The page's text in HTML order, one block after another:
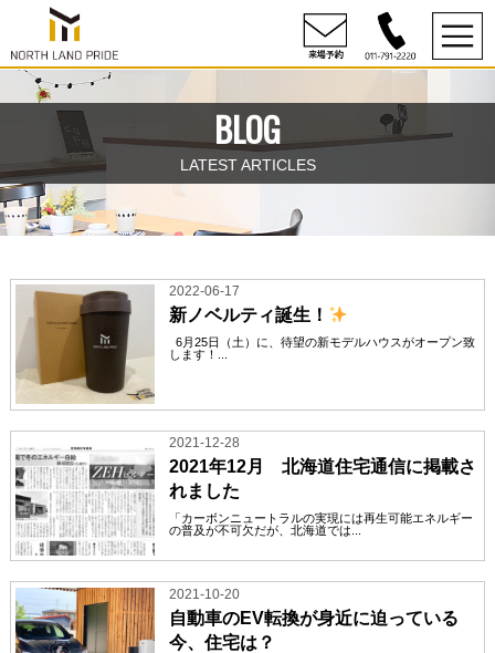
BLOG
LATEST ARTICLES
2022-06-17
新ノベルティ誕生！
6月25日（土）に、待望の新モデルハウスがオープン致
します！...
2021-12-28
2021年12月 北海道住宅通信に掲載さ
れました
「カーボンニュートラルの実現には再生可能エネルギー
の普及が不可欠だが、北海道では...
2021-10-20
自動車のEV転換が身近に迫っている
今、住宅は？